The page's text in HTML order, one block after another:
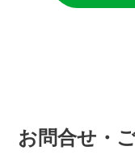
お問合せ・